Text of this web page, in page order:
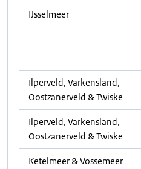
IJsselmeer
Ilperveld, Varkensland,
Oostzanerveld & Twiske
Ilperveld, Varkensland,
Oostzanerveld & Twiske
Ketelmeer & Vossemeer